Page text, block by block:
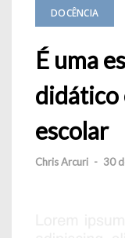
DOCÊNCIA
É uma
didático
escolar
Chris Arcuri - 30